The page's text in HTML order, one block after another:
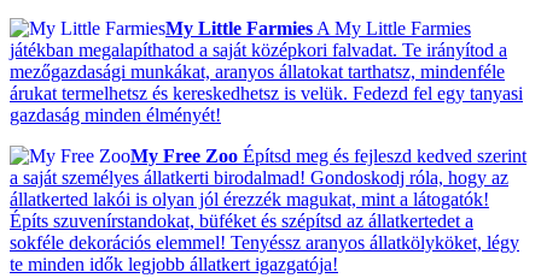
My Little Farmies A My Little Farmies
játékban megalapíthatod a saját középkori falvadat. Te irányítod a
mezőgazdasági munkákat, aranyos állatokat tarthatsz, mindenféle
árukat termelhetsz és kereskedhetsz is velük. Fedezd fel egy tanyasi
gazdaság minden élményét!
My Free Zoo Építsd meg és fejleszd kedved szerint
a saját személyes állatkerti birodalmad! Gondoskodj róla, hogy az
állatkerted lakói is olyan jól érezzék magukat, mint a látogatók!
Építs szuvenírstandokat, büféket és szépítsd az állatkertedet a
sokféle dekorációs elemmel! Tenyéssz aranyos állatkölyköket, légy
te minden idők legjobb állatkert igazgatója!